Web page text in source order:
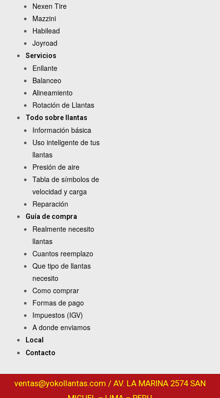
Nexen Tire
Mazzini
Habilead
Joyroad
Servicios
Enllante
Balanceo
Alineamiento
Rotación de Llantas
Todo sobre llantas
Información básica
Uso inteligente de tus
llantas
Presión de aire
Tabla de símbolos de
velocidad y carga
Reparación
Guía de compra
Realmente necesito
llantas
Cuantos reemplazo
Que tipo de llantas
necesito
Como comprar
Formas de pago
Impuestos (IGV)
A donde enviamos
Local
Contacto
ventas@yokollantas.com / AV. LA MARINA 2574 SAN